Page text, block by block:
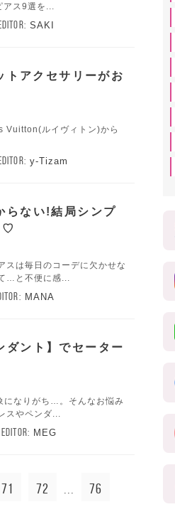
アス9選を...
SAKI
アクセサリーがお
Vuitton(ルイヴィトン)から
y-Tizam
らない!結局シンプ
♡
スは毎日のコーデに欠かせな
…と不便に感...
MANA
ダント】でセーター
になりがち…。そんなお悩み
スやペンダ...
EDITOR: MEG
71 72 ... 76